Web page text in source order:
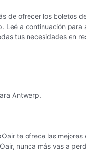
de ofrecer los boletos
Leé a continuación para
tus necesidades en
Antwerp.
te ofrece las mejores
nunca más vas a